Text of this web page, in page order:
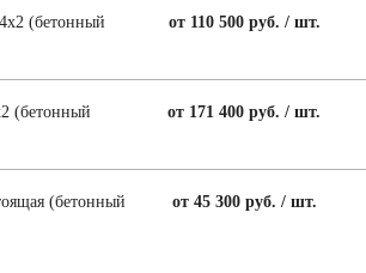
(бетонный
от 110 500 руб. / шт.
(бетонный
от 171 400 руб. / шт.
(бетонный
от 45 300 руб. / шт.